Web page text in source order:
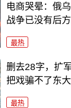
电商哭晕：俄
战争已没有后方
最热
删去28字，扩
把戏骗不了东大
最热